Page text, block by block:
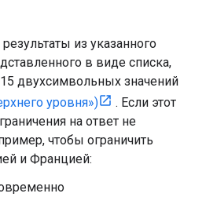
из указанного
в виде списка,
двухсимвольных значений
уровня»)
. Если этот
на ответ не
чтобы ограничить
и Францией: